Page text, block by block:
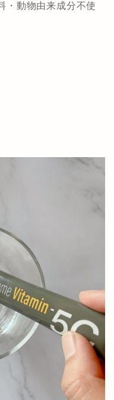
・動物由来成分不使